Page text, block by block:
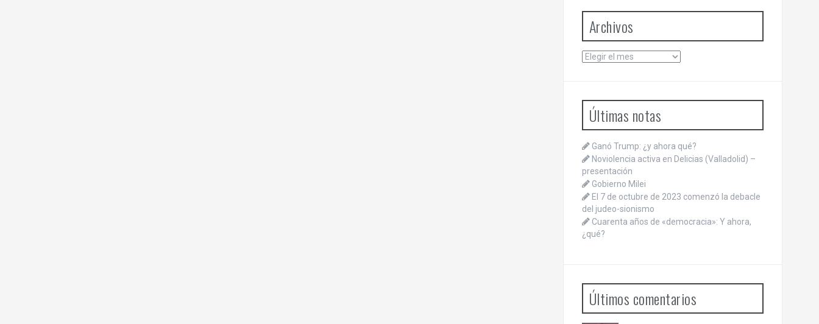
Archivos
Archivos
Últimas notas
Ganó Trump: ¿y ahora qué?
Noviolencia activa en Delicias (Valladolid) –
presentación
Gobierno Milei
El 7 de octubre de 2023 comenzó la debacle
del judeo-sionismo
Cuarenta años de «democracia»: Y ahora,
¿qué?
Últimos comentarios